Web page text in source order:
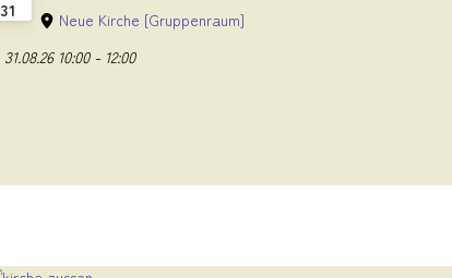
31
Neue Kirche [Gruppenraum]
31.08.26 10:00 - 12:00